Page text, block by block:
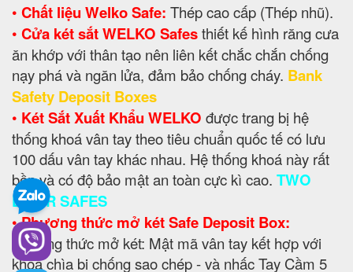
• Chất liệu Welko Safe: Thép cao cấp (Thép nhũ).
• Cửa két sắt WELKO Safesthiết kế hình răng cưa
ăn khớp với thân tạo nên liên kết chắc chắn chống
nạy phá và ngăn lửa, đảm bảo chống cháy. Bank
Safety Deposit Boxes
• Két Sắt Xuất Khẩu WELKO được trang bị hệ
thống khoá vân tay theo tiêu chuẩn quốc tế có lưu
100 dấu vân tay khác nhau. Hệ thống khoá này rất
bền và có độ bảo mật an toàn cực kì cao. TWO
DOOR SAFES
•Phương thức mở két Safe Deposit Box:
Phương thức mở két: Mật mã vân tay kết hợp với
khoá chìa bi chống sao chép - và nhấc Tay Cầm 5